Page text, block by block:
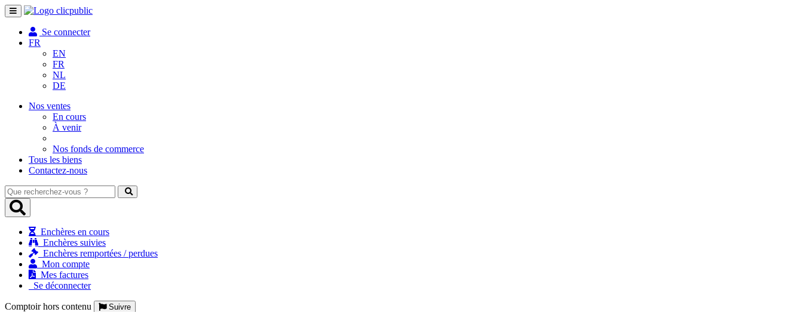
Toggle
navigation
Se connecter
FR
EN
FR
NL
DE
Nos ventes
En cours
À venir
Nos fonds de commerce
Tous les biens
Contactez-nous
Que
recherchez-
vous
Enchères en cours
Enchères suivies
Enchères remportées / perdues
Mon compte
Mes factures
Se déconnecter
Comptoir hors contenu Suivre